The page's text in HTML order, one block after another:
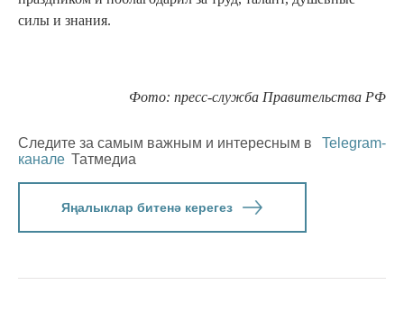
силы и знания.
Фото: пресс-служба Правительства РФ
Следите за самым важным и интересным в
Telegram-
канале Татмедиа
Яңалыклар битенә керегез